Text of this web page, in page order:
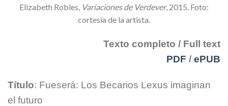
Elizabeth Robles, Variaciones de Verdever, 2015. Foto:
cortesía de la artista.
Texto completo / Full text
PDF / ePUB
Título: Fueserá: Los Becarios Lexus imaginan
el futuro